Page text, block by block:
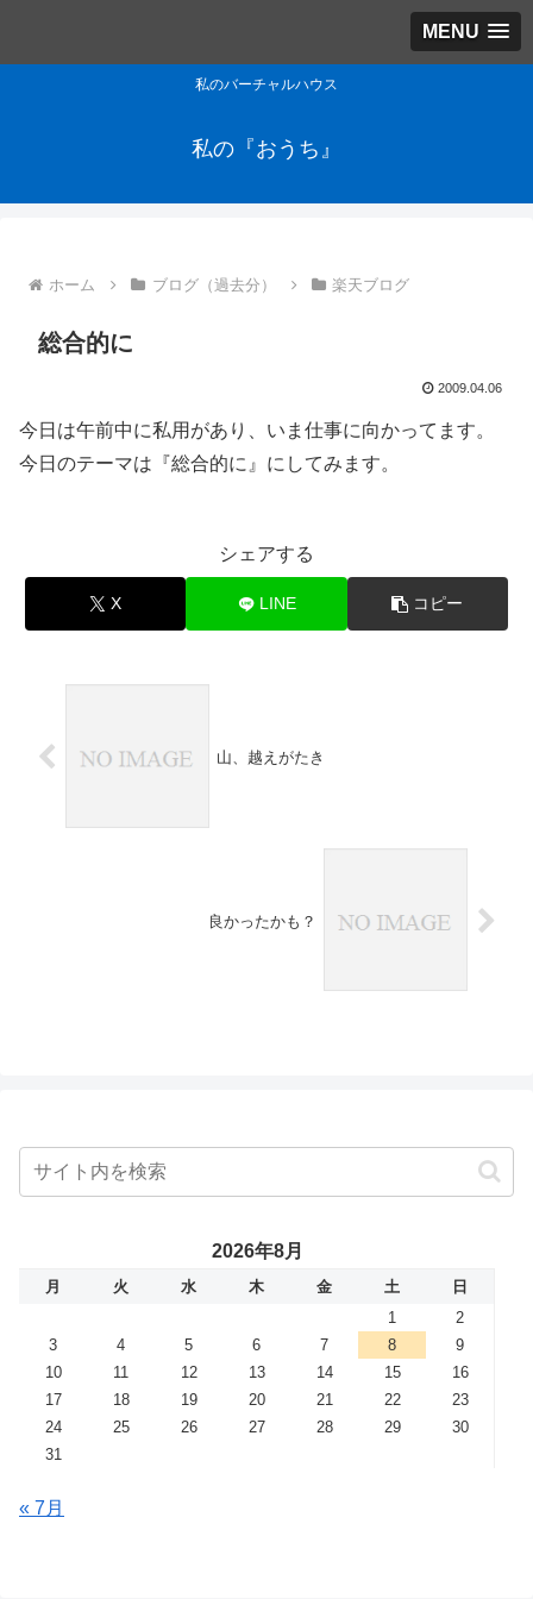
MENU
私のバーチャルハウス
私の『おうち』
ホーム ブログ（過去分） 楽天ブログ
総合的に
2009.04.06
今日は午前中に私用があり、いま仕事に向かってます。
今日のテーマは『総合的に』にしてみます。
シェアする
X LINE コピー
山、越えがたき
良かったかも？
2026年8月
月 火 水 木 金 土
日
1
2
3
4 5 6 7 8
9
10
11 12 13 14 15
16
17
18 19 20 21 22
23
24
25 26 27 28 29
30
31
« 7月